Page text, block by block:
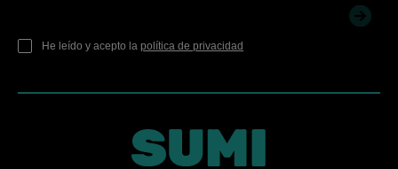
He leído y acepto la política de privacidad